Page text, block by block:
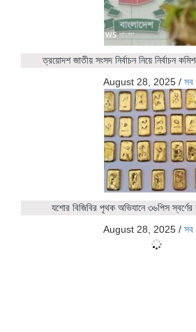
ত্রয়োদশ জাতীয় সংসদ নির্বাচন নিয়ে নির্বাচন
August 28, 2025 / সব
যশোর বিজিবির পৃথক অভিযানে ৩৬পিস
August 28, 2025 / সব